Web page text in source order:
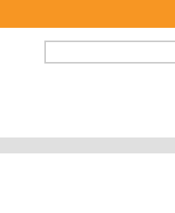
FORMULAIRE DE